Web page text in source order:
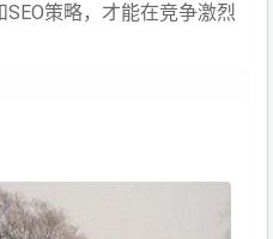
策略，才能在竞争激烈